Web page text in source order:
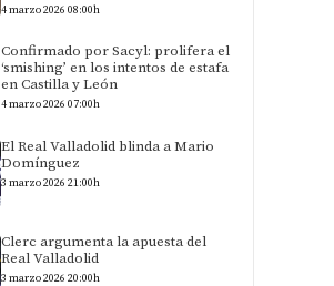
4 marzo 2026 08:00h
Confirmado por Sacyl: prolifera el
‘smishing’ en los intentos de estafa
en Castilla y León
4 marzo 2026 07:00h
El Real Valladolid blinda a Mario
Domínguez
3 marzo 2026 21:00h
Clerc argumenta la apuesta del
Real Valladolid
3 marzo 2026 20:00h